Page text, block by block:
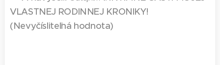
VLASTNEJ RODINNEJ KRONIKY!
(Nevyčísliteľná hodnota)